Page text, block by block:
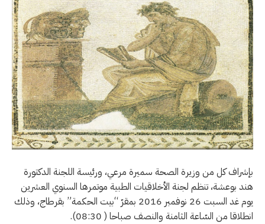
بإشراف كل من وزيرة الصحة سميرة مرعي، ورئيسة اللجنة الدكتورة
هند بوعشة، تنظم لجنة الأخلاقيات الطبية موتمرها السنوي العشرين
يوم غد السبت 26 نوفمبر 2016 بمقرّ “بيت الحكمة” بقرطاج، وذلك
انطلاقا من السّاعة الثامنة والنصف صباحا ( 08:30).